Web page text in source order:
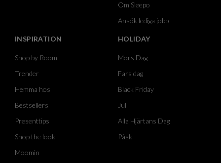
Om Sleepo
Ansök lediga jobb
INSPIRATION
Shop by Room
Trender
Hemma hos
Bestsellers
Presenttips
Shop the look
Moomin
HOLIDAY
Mors Dag
Fars dag
Black Friday
Jul
Alla Hjärtans Dag
Påsk